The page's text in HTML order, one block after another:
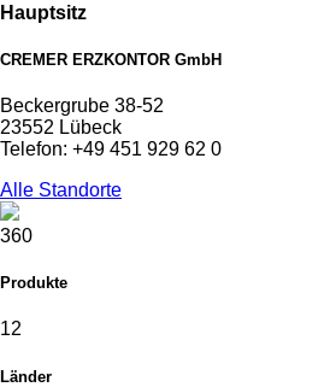
Hauptsitz
CREMER ERZKONTOR GmbH
Beckergrube 38-52
23552 Lübeck
Telefon: +49 451 929 62 0
Alle Standorte
360
Produkte
12
Länder